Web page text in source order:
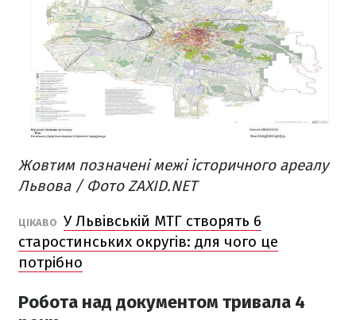
Жовтим позначені межі історичного ареалу
Львова / Фото ZAXID.NET
ЦІКАВО У Львівській МТГ створять 6
старостинських округів: для чого це
потрібно
Робота над документом тривала 4